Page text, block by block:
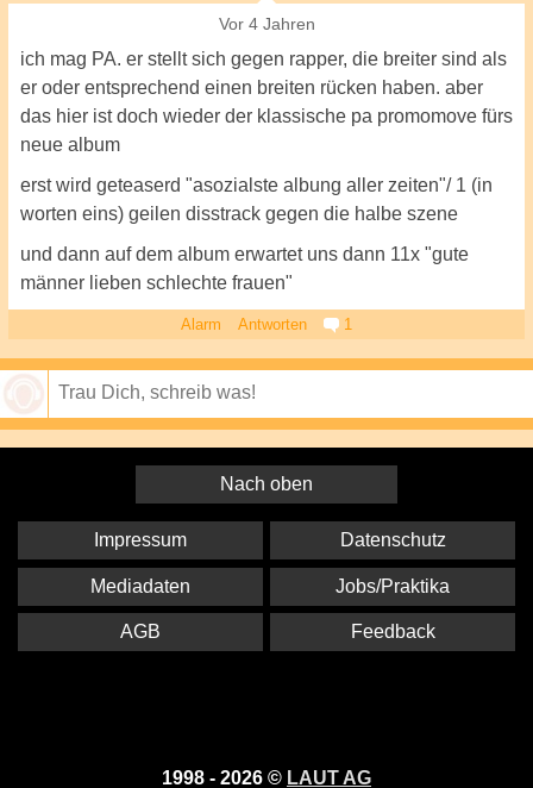
Vor 4 Jahren
ich mag PA. er stellt sich gegen rapper, die breiter sind als
er oder entsprechend einen breiten rücken haben. aber
das hier ist doch wieder der klassische pa promomove fürs
neue album
erst wird geteaserd "asozialste albung aller zeiten"/ 1 (in
worten eins) geilen disstrack gegen die halbe szene
und dann auf dem album erwartet uns dann 11x "gute
männer lieben schlechte frauen"
Alarm Antworten 1
Nach oben
1998 - 2026 © LAUT AG
Impressum Datenschutz
Mediadaten Jobs/Praktika
AGB Feedback